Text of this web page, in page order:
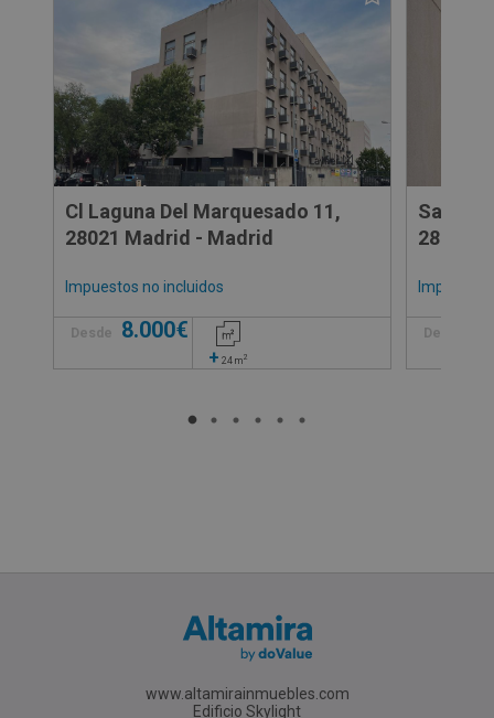
Cl Laguna Del Marquesado 11,
28021 Madrid - Madrid
Impuestos no incluidos
Desde 8.000€
+ 24 m2
28342
Desde
www.altamirainmuebles.com
Edificio Skylight